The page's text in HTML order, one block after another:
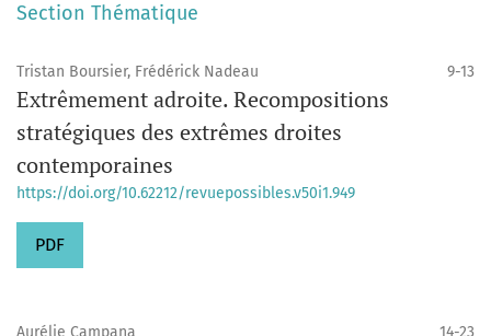
Section Thématique
Tristan Boursier, Frédérick Nadeau 9-13
Extrêmement adroite. Recompositions
stratégiques des extrêmes droites
contemporaines
https://doi.org/10.62212/revuepossibles.v50i1.949
PDF